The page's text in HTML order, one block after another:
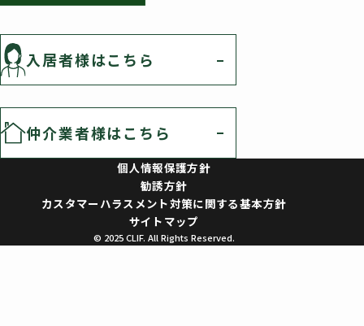
入居者様はこちら
仲介業者様はこちら
個人情報保護方針
勧誘方針
カスタマーハラスメント対策に関する基本方針
サイトマップ
© 2025 CLIF. All Rights Reserved.